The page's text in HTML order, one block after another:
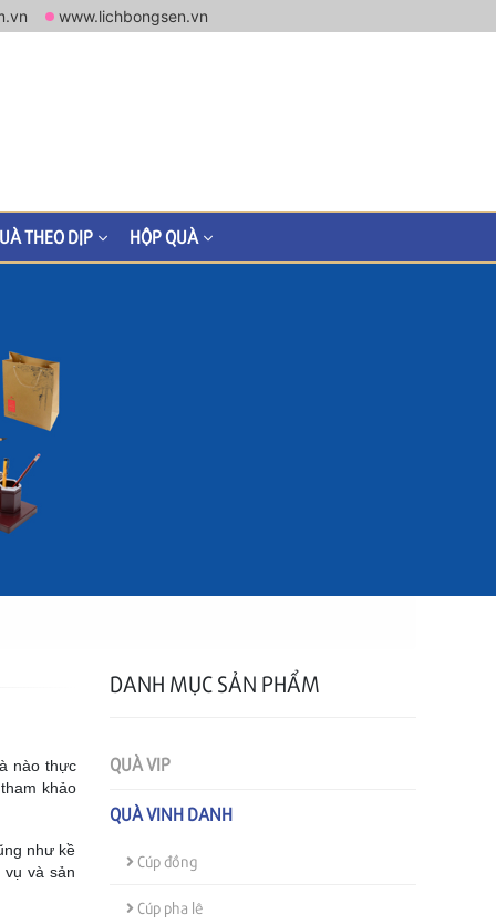
www.lichbongsen.vn
THEO DỊP HỘP QUÀ
nào thực
khảo
như kề
và sản
DANH MỤC SẢN PHẨM
QUÀ VIP
QUÀ VINH DANH
Cúp đồng
Cúp pha lê